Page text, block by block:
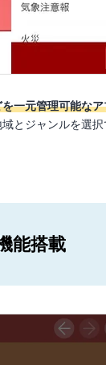
一元管理可能なア
とジャンルを選
能搭載